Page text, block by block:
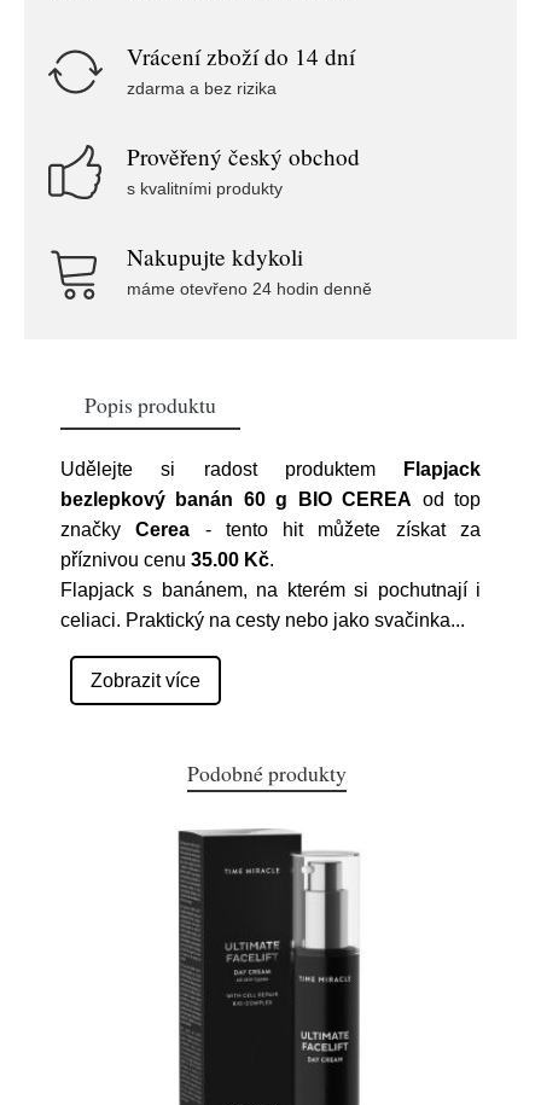
Vrácení zboží do 14 dní
zdarma a bez rizika
Prověřený český obchod
s kvalitními produkty
Nakupujte kdykoli
máme otevřeno 24 hodin denně
Popis produktu
Udělejte si radost produktem
Flapjack
bezlepkový banán 60 g BIO CEREA od top
značkyCerea - tento hit můžete získat za
příznivou cenu 35.00 Kč.
Flapjack s banánem, na kterém si pochutnají i
celiaci. Praktický na cesty nebo jako svačinka...
Zobrazit více
Podobné produkty